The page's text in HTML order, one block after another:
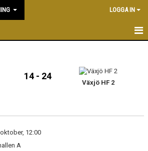
LOGGA IN
14 - 24
Växjö HF 2
12:00
A